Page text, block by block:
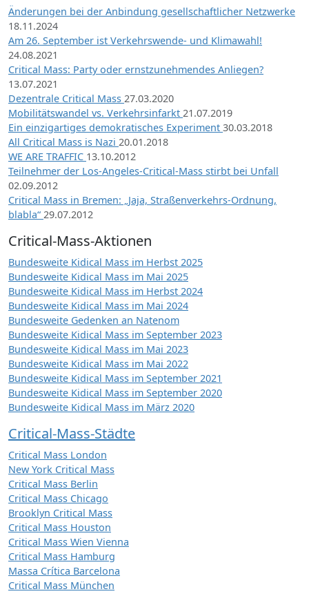
Änderungen bei der Anbindung gesellschaftlicher Netzwerke
18.11.2024
Am 26. September ist Verkehrswende- und Klimawahl!
24.08.2021
Critical Mass: Party oder ernstzunehmendes Anliegen?
13.07.2021
Dezentrale Critical Mass 27.03.2020
Mobilitätswandel vs. Verkehrsinfarkt 21.07.2019
Ein einzigartiges demokratisches Experiment 30.03.2018
All Critical Mass is Nazi 20.01.2018
WE ARE TRAFFIC 13.10.2012
Teilnehmer der Los-Angeles-Critical-Mass stirbt bei Unfall
02.09.2012
Critical Mass in Bremen: „Jaja, Straßenverkehrs-Ordnung,
blabla“ 29.07.2012
Critical-Mass-Aktionen
Bundesweite Kidical Mass im Herbst 2025
Bundesweite Kidical Mass im Mai 2025
Bundesweite Kidical Mass im Herbst 2024
Bundesweite Kidical Mass im Mai 2024
Bundesweite Gedenken an Natenom
Bundesweite Kidical Mass im September 2023
Bundesweite Kidical Mass im Mai 2023
Bundesweite Kidical Mass im Mai 2022
Bundesweite Kidical Mass im September 2021
Bundesweite Kidical Mass im September 2020
Bundesweite Kidical Mass im März 2020
Critical-Mass-Städte
Critical Mass London
New York Critical Mass
Critical Mass Berlin
Critical Mass Chicago
Brooklyn Critical Mass
Critical Mass Houston
Critical Mass Wien Vienna
Critical Mass Hamburg
Massa Crítica Barcelona
Critical Mass München